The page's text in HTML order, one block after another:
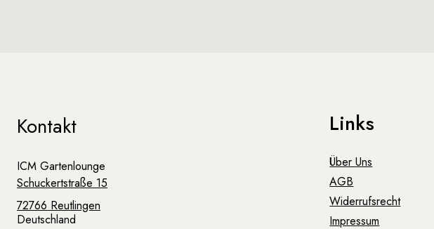
Kontakt
ICM Gartenlounge
Schuckertstraße 15
72766 Reutlingen
Deutschland
Links
Über Uns
AGB
Widerrufsrecht
Impressum